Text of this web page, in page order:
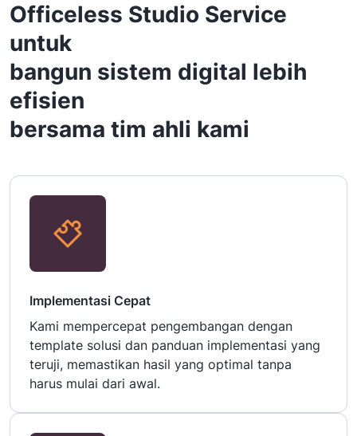
Officeless Studio Service
untuk
bangun sistem digital lebih
efisien
bersama tim ahli kami
Implementasi Cepat
Kami mempercepat pengembangan dengan
template solusi dan panduan implementasi yang
teruji, memastikan hasil yang optimal tanpa
harus mulai dari awal.